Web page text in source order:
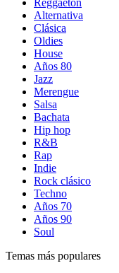
Reggaetón
Alternativa
Clásica
Oldies
House
Años 80
Jazz
Merengue
Salsa
Bachata
Hip hop
R&B
Rap
Indie
Rock clásico
Techno
Años 70
Años 90
Soul
Temas más populares